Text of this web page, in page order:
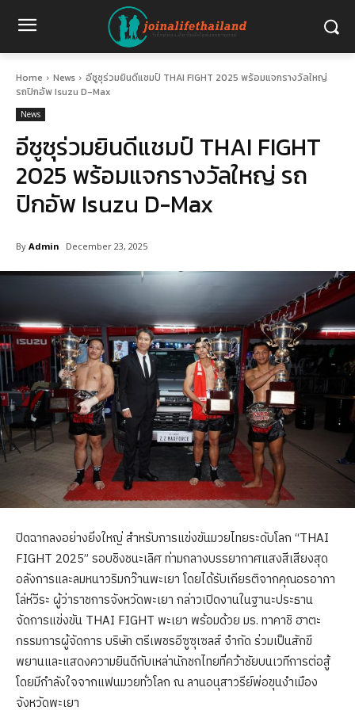
Home News
อีซูซุร่วมยินดีแชมป์ THAI FIGHT 2025 พร้อมแจกรางวัลใหญ่
รถปิกอัพ Isuzu D-Max
News
อีซูซุร่วมยินดีแชมป์ THAI FIGHT
2025 พร้อมแจกรางวัลใหญ่ รถ
ปิกอัพ Isuzu D-Max
By Admin December 23, 2025
ปิดฉากลงอย่างยิ่งใหญ่ สำหรับการแข่งขันมวยไทยระดับโลก “THAI
FIGHT 2025” รอบชิงชนะเลิศ ท่ามกลางบรรยากาศแสงสีเสียงสุด
อลังการและลมหนาวริมกว๊านพะเยา โดยได้รับเกียรติจากคุณอรอาภา
โล่ห์วีระ ผู้ว่าราชการจังหวัดพะเยา กล่าวเปิดงานในฐานะประธาน
จัดการแข่งขัน THAI FIGHT พะเยา พร้อมด้วย มร. ทาคาชิ ฮาตะ
กรรมการผู้จัดการ บริษัท ตรีเพชรอีซูซุเซลส์ จำกัด ร่วมเป็นสักขี
พยานและแสดงความยินดีกับเหล่านักชกไทยที่คว้าชัยบนเวทีการต่อสู้
โดยมีกำลังใจจากแฟนมวยทั่วโลก ณ ลานอนุสาวรีย์พ่อขุนงำเมือง
จังหวัดพะเยา